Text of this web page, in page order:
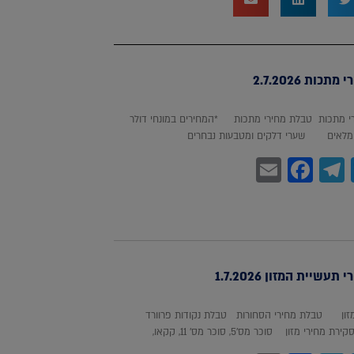
2.7.2026
מתכות טבלת מחירי מתכות *המחירים במונחי דולר
שערי דלקים ומטבעות נבחרים
Twitter
Telegram
Facebook
Email
המזון 1.7.2026
טבלת מחירי הסחורות טבלת נקודות פרוורד
מזון סוכר מס'5, סוכר מס' 11, קקאו,